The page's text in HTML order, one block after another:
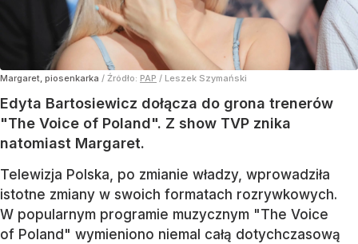
Margaret, piosenkarka / Źródło: PAP / Leszek Szymański
Edyta Bartosiewicz dołącza do grona trenerów
"The Voice of Poland". Z show TVP znika
natomiast Margaret.
Telewizja Polska, po zmianie władzy, wprowadziła
istotne zmiany w swoich formatach rozrywkowych.
W popularnym programie muzycznym "The Voice
of Poland" wymieniono niemal całą dotychczasową